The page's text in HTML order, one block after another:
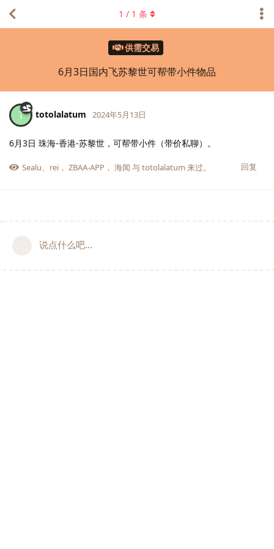
供需交易
6月3日国内飞苏黎世可帮带小件物品
1 / 1 条
T totolalatum 2024年5月13日
6月3日 珠海-香港-苏黎世，可帮带小件（带价私聊）。
回复
Sealu、 rei ， ZBAA-APP ， 海闻 与totolalatum 来过。
说点什么吧...